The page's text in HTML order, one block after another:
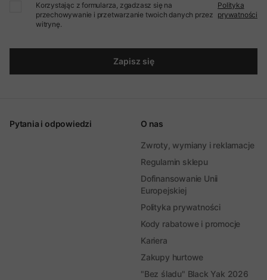
Korzystając z formularza, zgadzasz się na
przechowywanie i przetwarzanie twoich danych przez
witrynę.
Polityka
prywatności
Zapisz się
Pytania i odpowiedzi O nas
Zwroty, wymiany i reklamacje
Regulamin sklepu
Dofinansowanie Unii
Europejskiej
Polityka prywatności
Kody rabatowe i promocje
Kariera
Zakupy hurtowe
"Bez śladu" Black Yak 2026